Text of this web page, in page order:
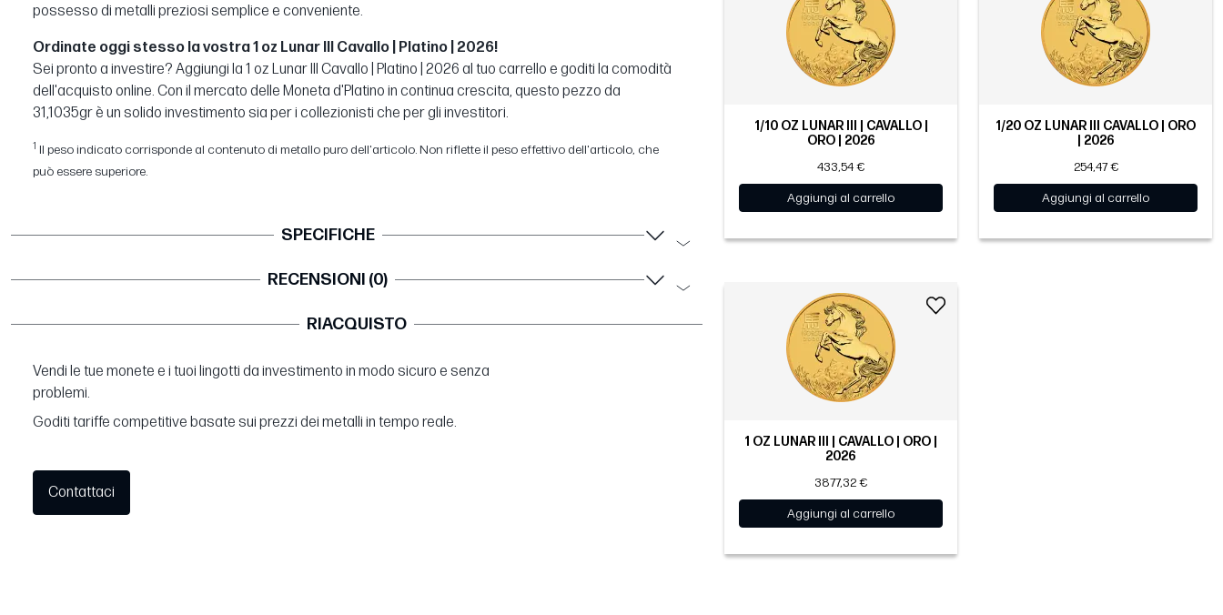
possesso di metalli preziosi semplice e conveniente.
Ordinate oggi stesso la vostra 1 oz Lunar III Cavallo | Platino | 2026!
Sei pronto a investire? Aggiungi la 1 oz Lunar III Cavallo | Platino | 2026 al tuo carrello e goditi la comodità
dell'acquisto online. Con il mercato delle Moneta d'Platino in continua crescita, questo pezzo da
31,1035gr è un solido investimento sia per i collezionisti che per gli investitori.
1 Il peso indicato corrisponde al contenuto di metallo puro dell'articolo. Non riflette il peso effettivo dell'articolo, che
può essere superiore.
SPECIFICHE
RECENSIONI (0)
RIACQUISTO
Vendi le tue monete e i tuoi lingotti da investimento in modo sicuro e senza
problemi.
Goditi tariffe competitive basate sui prezzi dei metalli in tempo reale.
Contattaci
1/10 OZ LUNAR III | CAVALLO |
ORO | 2026
433,54 €
Aggiungi al carrello
1/20 OZ LUNAR III CAVALLO | ORO
| 2026
254,47 €
Aggiungi al carrello
1 OZ LUNAR III | CAVALLO | ORO |
2026
3877,32 €
Aggiungi al carrello